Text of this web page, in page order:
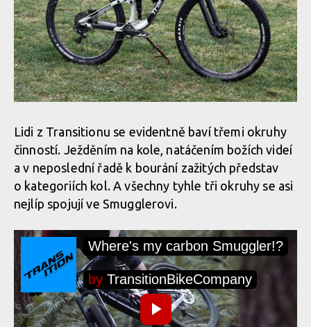
Lidi z Transitionu se evidentně baví třemi okruhy
činností. Ježděním na kole, natáčením božích videí
a v neposlední řadě k bourání zažitých představ
o kategoriích kol. A všechny tyhle tři okruhy se asi
nejlíp spojují ve Smugglerovi.